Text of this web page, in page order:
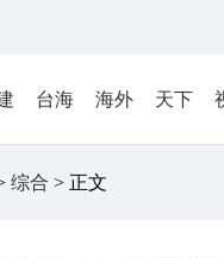
台海 海外 天下
综合 > 正文